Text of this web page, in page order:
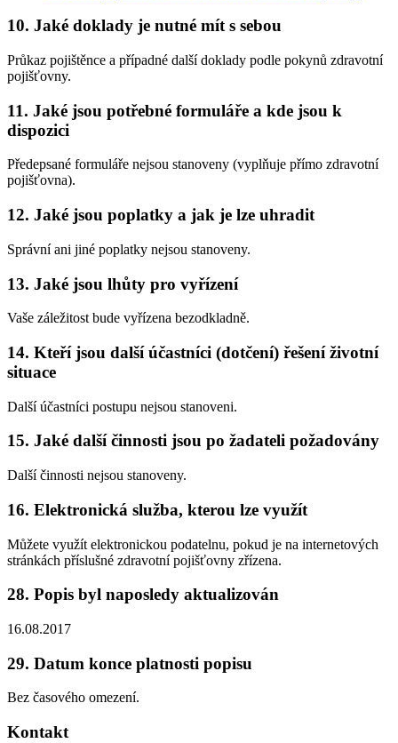
10. Jaké doklady je nutné mít s sebou
Průkaz pojištěnce a případné další doklady podle pokynů zdravotní
pojišťovny.
11. Jaké jsou potřebné formuláře a kde jsou k
dispozici
Předepsané formuláře nejsou stanoveny (vyplňuje přímo zdravotní
pojišťovna).
12. Jaké jsou poplatky a jak je lze uhradit
Správní ani jiné poplatky nejsou stanoveny.
13. Jaké jsou lhůty pro vyřízení
Vaše záležitost bude vyřízena bezodkladně.
14. Kteří jsou další účastníci (dotčení) řešení životní
situace
Další účastníci postupu nejsou stanoveni.
15. Jaké další činnosti jsou po žadateli požadovány
Další činnosti nejsou stanoveny.
16. Elektronická služba, kterou lze využít
Můžete využít elektronickou podatelnu, pokud je na internetových
stránkách příslušné zdravotní pojišťovny zřízena.
28. Popis byl naposledy aktualizován
16.08.2017
29. Datum konce platnosti popisu
Bez časového omezení.
Kontakt